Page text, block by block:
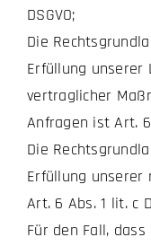
DSGVO;
Die
Erfüllung unserer
vertraglicher
Anfragen ist Art. 6
Die
Erfüllung unserer
Art. 6 Abs. 1 lit. c
Für den Fall,